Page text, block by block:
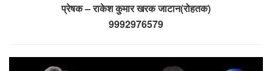
प्रेषक – राकेश कुमार खरक जाटान(रोहतक)
9992976579